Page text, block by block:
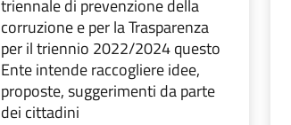
triennale di prevenzione della
corruzione e per la Trasparenza
per il triennio 2022/2024 questo
Ente intende raccogliere idee,
proposte, suggerimenti da parte
dei cittadini